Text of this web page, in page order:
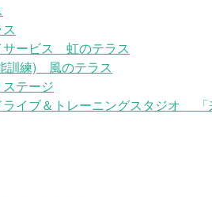
サービス 虹のテラス
訓練) 風のテラス
テージ
ライブ＆トレーニングスタジオ 「